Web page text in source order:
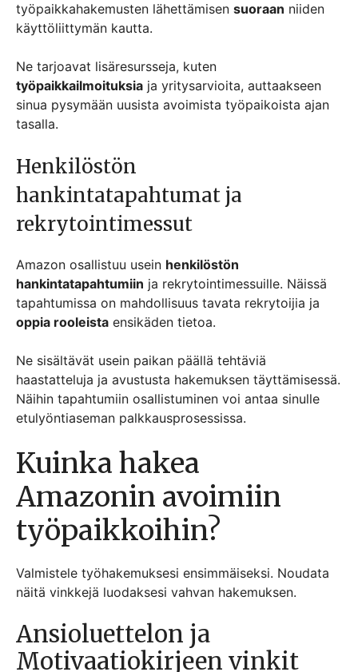
työpaikkahakemusten lähettämisen suoraan niiden
käyttöliittymän kautta.
Ne tarjoavat lisäresursseja, kuten
työpaikkailmoituksia ja yritysarvioita, auttaakseen
sinua pysymään uusista avoimista työpaikoista ajan
tasalla.
Henkilöstön
hankintatapahtumat ja
rekrytointimessut
Amazon osallistuu usein henkilöstön
hankintatapahtumiin ja rekrytointimessuille. Näissä
tapahtumissa on mahdollisuus tavata rekrytoijia ja
oppia rooleista ensikäden tietoa.
Ne sisältävät usein paikan päällä tehtäviä
haastatteluja ja avustusta hakemuksen täyttämisessä.
Näihin tapahtumiin osallistuminen voi antaa sinulle
etulyöntiaseman palkkausprosessissa.
Kuinka hakea
Amazonin avoimiin
työpaikkoihin?
Valmistele työhakemuksesi ensimmäiseksi. Noudata
näitä vinkkejä luodaksesi vahvan hakemuksen.
Ansioluettelon ja
Motivaatiokirjeen vinkit